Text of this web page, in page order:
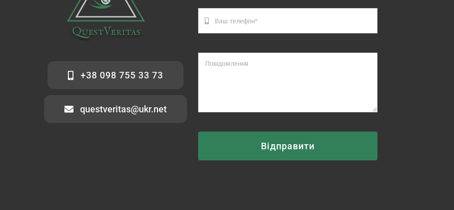
+38 098 755 33 73
questveritas@ukr.net
Відправити